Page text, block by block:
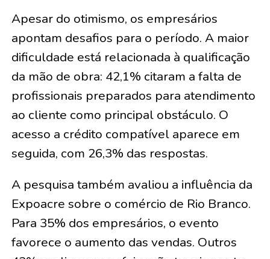
Apesar do otimismo, os empresários
apontam desafios para o período. A maior
dificuldade está relacionada à qualificação
da mão de obra: 42,1% citaram a falta de
profissionais preparados para atendimento
ao cliente como principal obstáculo. O
acesso a crédito compatível aparece em
seguida, com 26,3% das respostas.
A pesquisa também avaliou a influência da
Expoacre sobre o comércio de Rio Branco.
Para 35% dos empresários, o evento
favorece o aumento das vendas. Outros